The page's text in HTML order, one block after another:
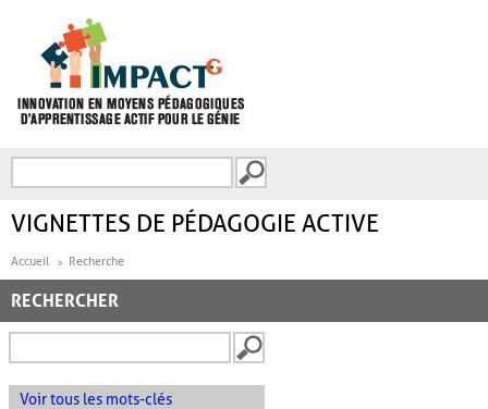
FORMULAIRE DE
VIGNETTES DE PÉDAGOGIE ACTIVE
Accueil Recherche
RECHERCHER
Voir tous les mots-clés